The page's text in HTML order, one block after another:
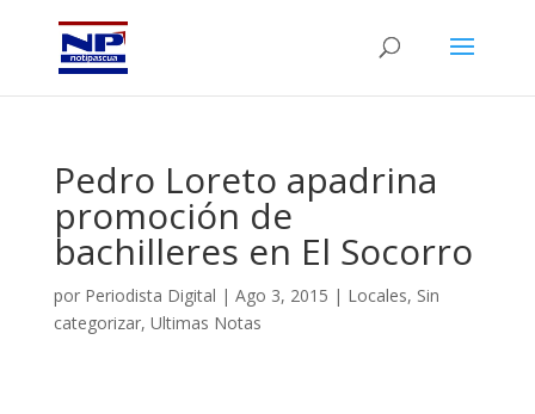
Pedro Loreto apadrina
promoción de
bachilleres en El Socorro
por Periodista Digital | Ago 3, 2015 | Locales, Sin
categorizar, Ultimas Notas